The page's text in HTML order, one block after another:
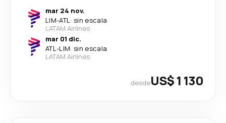
mar 24 nov.
LIM-ATL· sin escala
LATAM Airlines
mar 01 dic.
ATL-LIM· sin escala
LATAM Airlines
desdeUS$ 1 130